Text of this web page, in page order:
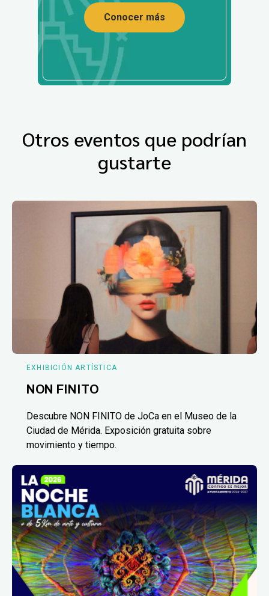
Conocer más
Otros eventos que podrían
gustarte
EXHIBICIÓN ARTÍSTICA
NON FINITO
Descubre NON FINITO de JoCa en el Museo de la
Ciudad de Mérida. Exposición gratuita sobre
movimiento y tiempo.